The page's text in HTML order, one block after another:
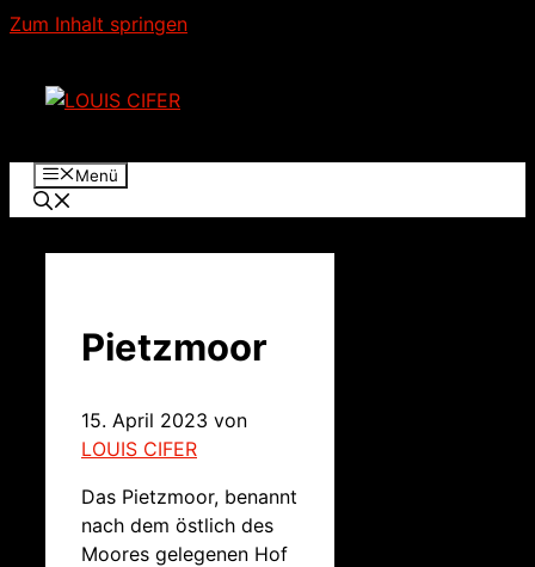
Zum Inhalt springen
Menü
Pietzmoor
15. April 2023 von
LOUIS CIFER
Das Pietzmoor, benannt
nach dem östlich des
Moores gelegenen Hof